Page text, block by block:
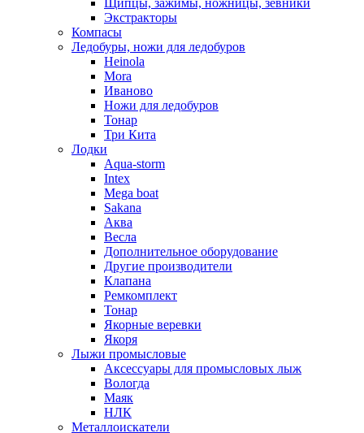
Щипцы, зажимы, ножницы, зевники
Экстракторы
Компасы
Ледобуры, ножи для ледобуров
Heinola
Mora
Иваново
Ножи для ледобуров
Тонар
Три Кита
Лодки
Aqua-storm
Intex
Mega boat
Sakana
Аква
Весла
Дополнительное оборудование
Другие производители
Клапана
Ремкомплект
Тонар
Якорные веревки
Якоря
Лыжи промысловые
Аксессуары для промысловых лыж
Вологда
Маяк
НЛК
Металлоискатели